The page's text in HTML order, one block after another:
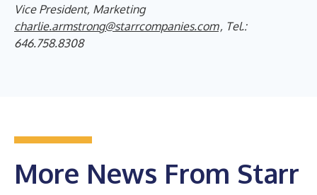
Vice President, Marketing
charlie.armstrong@starrcompanies.com, Tel.:
646.758.8308
More News From Starr